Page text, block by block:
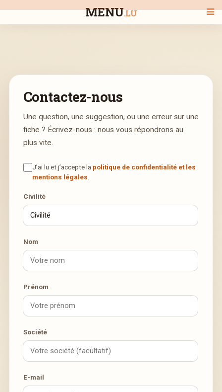
MENU.LU
TOUS LES RESTAURANTS
RECHERCHER UN RESTAURANT
Contactez-nous
Une question, une suggestion, ou une erreur sur une
fiche ? Écrivez-nous : nous vous répondrons au
plus vite.
J’ai lu et j’accepte la politique de confidentialité et les
mentions légales
Civilité
Nom
Prénom
Société
E-mail